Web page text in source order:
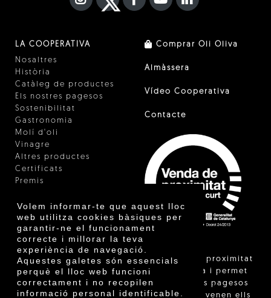
Volem informar-te que aquest lloc
web utilitza cookies bàsiques per
garantir-ne el funcionament
correcte i millorar la teva
experiència de navegació.
Aquestes galetes són essencials
perquè el lloc web funcioni
correctament i no recopilen
informació personal identificable.
LA COOPERATIVA
Nosaltres
Història
Catàleg de productes
Els nostres pagesos
Sostenibilitat
Gastronomia
Molí d'oli
Vinagre
Altres productes
Certificats
Premis
Comprar Oli Oliva
Almàssera
Vídeo Cooperativa
Contacte
"La venda de proximitat
està regulada i permet
identificar els pagesos
catalans que venen ells